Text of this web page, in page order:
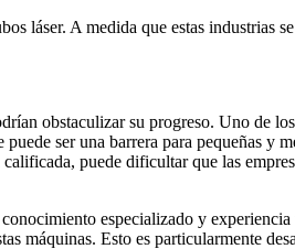
láser. A medida que estas industrias
obstaculizar su progreso. Uno de
ser una barrera para pequeñas y
puede dificultar que las
especializado y
máquinas. Esto es particularmente